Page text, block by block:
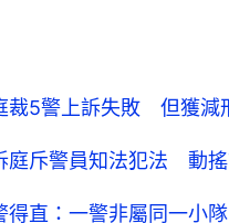
裁5警上訴失敗 但獲減
庭斥警員知法犯法 動
得直：一警非屬同一